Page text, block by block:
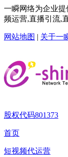
一瞬网络为企业
频运营,直播引流,
网站地图 | 关于一
股权代码801373
首页
短视频代运营